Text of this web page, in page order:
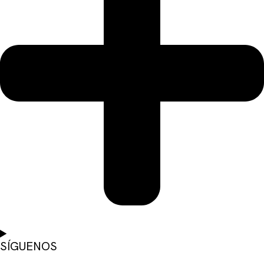
SÍGUENOS